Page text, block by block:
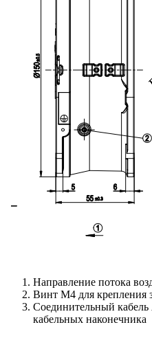
Направление потока
Винт М4 для крепления
Соединительный
кабельных наконечника